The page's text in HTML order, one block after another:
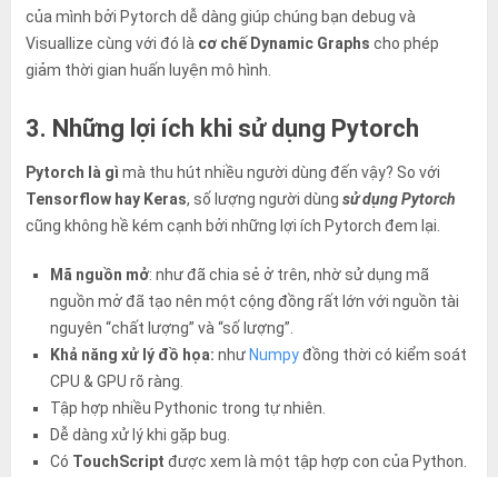
của mình bởi Pytorch dễ dàng giúp chúng bạn debug và
Visuallize cùng với đó là cơ chế Dynamic Graphs cho phép
giảm thời gian huấn luyện mô hình.
3. Những lợi ích khi sử dụng Pytorch
Pytorch là gì mà thu hút nhiều người dùng đến vậy? So với
Tensorflow hay Keras, số lượng người dùng sử dụng Pytorch
cũng không hề kém cạnh bởi những lợi ích Pytorch đem lại.
Mã nguồn mở: như đã chia sẻ ở trên, nhờ sử dụng mã
nguồn mở đã tạo nên một cộng đồng rất lớn với nguồn tài
nguyên “chất lượng” và “số lượng”.
Khả năng xử lý đồ họa: như Numpyđồng thời có kiểm soát
CPU & GPU rõ ràng.
Tập hợp nhiều Pythonic trong tự nhiên.
Dễ dàng xử lý khi gặp bug.
Có TouchScript được xem là một tập hợp con của Python.